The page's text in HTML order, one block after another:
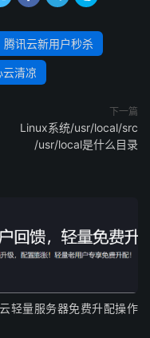
腾讯云新用户秒杀
云清凉
下一篇
Linux系统/usr/local/src
/usr/local是什么目录
轻量服务器免费升配操作